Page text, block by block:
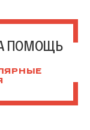
ПОМОЩЬ